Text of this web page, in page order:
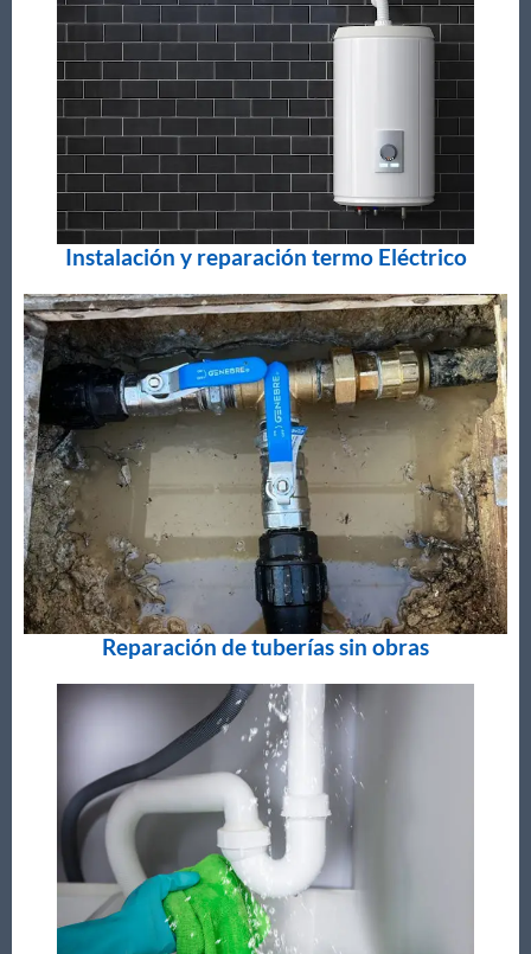
Instalación y reparación termo Eléctrico
Reparación de tuberías sin obras